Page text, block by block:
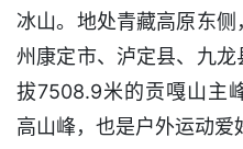
冰山。地处青藏高原东
州康定市、泸定县、九
拔7508.9米的贡嘎山
高山峰，也是户外运动爱